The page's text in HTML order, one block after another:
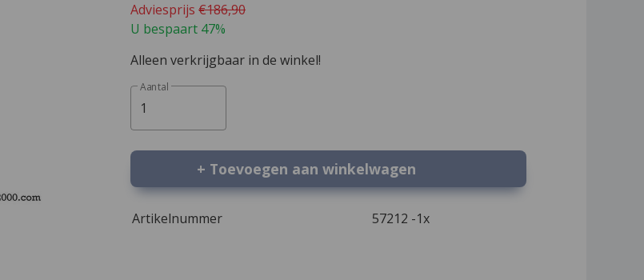
Adviesprijs €186,90
U bespaart 47%
Alleen verkrijgbaar in de winkel!
Aantal
1
+ Toevoegen aan winkelwagen
Artikelnummer 57212 -1x